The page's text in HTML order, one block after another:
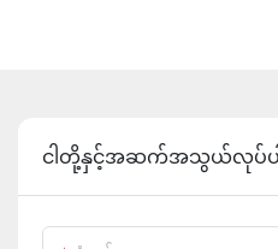
ငါတို့နှင့်အဆက်အသွယ်လုပ်ပါ